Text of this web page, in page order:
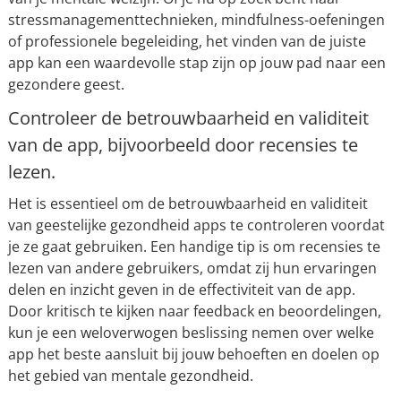
stressmanagementtechnieken, mindfulness-oefeningen
of professionele begeleiding, het vinden van de juiste
app kan een waardevolle stap zijn op jouw pad naar een
gezondere geest.
Controleer de betrouwbaarheid en validiteit
van de app, bijvoorbeeld door recensies te
lezen.
Het is essentieel om de betrouwbaarheid en validiteit
van geestelijke gezondheid apps te controleren voordat
je ze gaat gebruiken. Een handige tip is om recensies te
lezen van andere gebruikers, omdat zij hun ervaringen
delen en inzicht geven in de effectiviteit van de app.
Door kritisch te kijken naar feedback en beoordelingen,
kun je een weloverwogen beslissing nemen over welke
app het beste aansluit bij jouw behoeften en doelen op
het gebied van mentale gezondheid.